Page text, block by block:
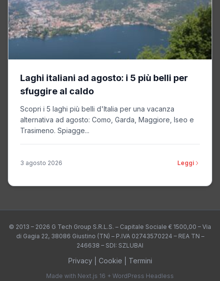
Laghi italiani ad agosto: i 5 più belli per
sfuggire al caldo
Scopri i 5 laghi più belli d'Italia per una vacanza
alternativa ad agosto: Como, Garda, Maggiore, Iseo e
Trasimeno. Spiagge...
3 agosto 2026 Leggi
© 2013 – 2026 G Tech Group S.R.L.S. – Capitale Sociale € 1500,00 – Via
di Gagia 22, 38086 Giustino (TN) – P.IVA 02743570224 – REA TN –
246638 – SDI: SZLUBAI
Privacy Cookie Termini
Made with Next.js 16 + WordPress Headless